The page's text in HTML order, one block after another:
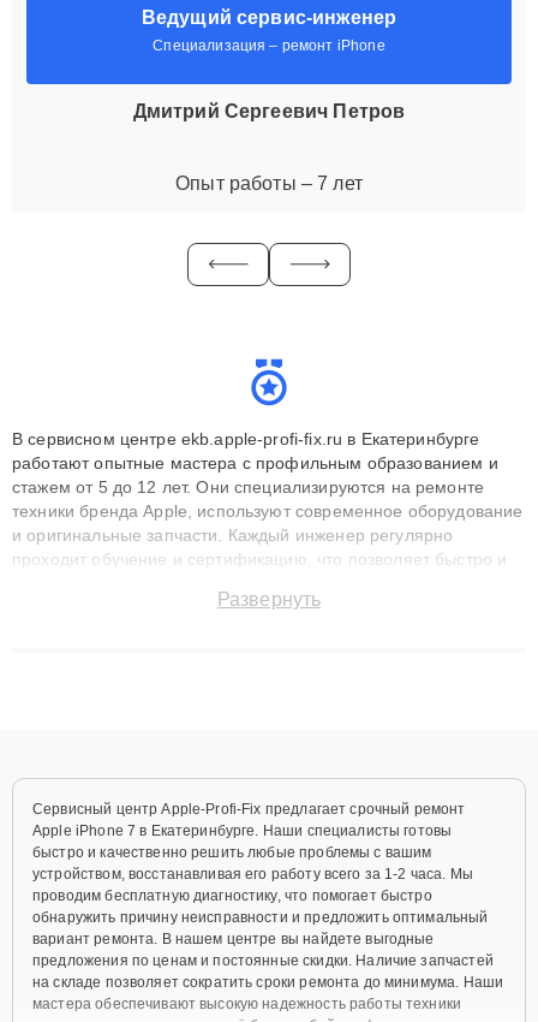
Ведущий сервис-инженер
Специализация – ремонт iPhone
Дмитрий Сергеевич Петров
Опыт работы – 7 лет
В сервисном центре ekb.apple-profi-fix.ru в Екатеринбурге
работают опытные мастера с профильным образованием и
стажем от 5 до 12 лет. Они специализируются на ремонте
техники бренда Apple, используют современное оборудование
и оригинальные запчасти. Каждый инженер регулярно
проходит обучение и сертификацию, что позволяет быстро и
сохранением гарантии до 3 лет. Наши мастера решают
Развернуть
Сервисный центр Apple-Profi-Fix предлагает срочный ремонт
Apple iPhone 7 в Екатеринбурге. Наши специалисты готовы
быстро и качественно решить любые проблемы с вашим
устройством, восстанавливая его работу всего за 1-2 часа. Мы
проводим бесплатную диагностику, что помогает быстро
обнаружить причину неисправности и предложить оптимальный
вариант ремонта. В нашем центре вы найдете выгодные
предложения по ценам и постоянные скидки. Наличие запчастей
на складе позволяет сократить сроки ремонта до минимума. Наши
мастера обеспечивают высокую надежность работы техники